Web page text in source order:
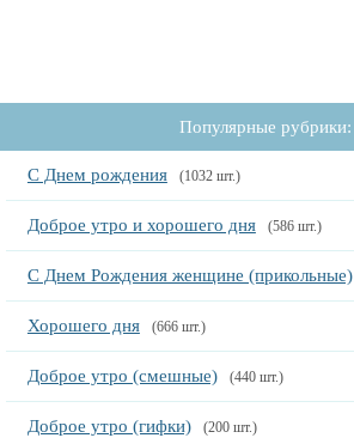
Популярные рубрики:
С Днем рождения (1032 шт.)
Доброе утро и хорошего дня (586 шт.)
С Днем Рождения женщине (прикольные)
Хорошего дня (666 шт.)
Доброе утро (смешные) (440 шт.)
Доброе утро (гифки) (200 шт.)